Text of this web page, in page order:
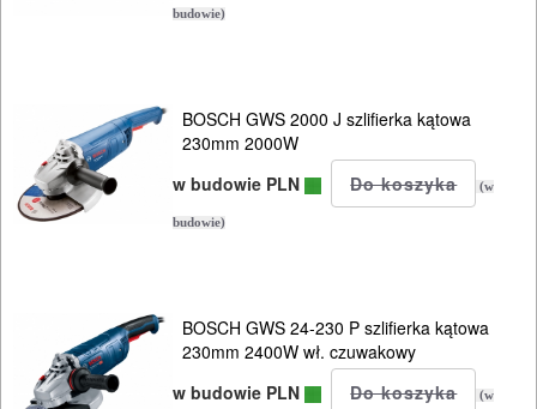
klucze
udarowe
mieszadła
budowie)
BOSCH GWS 2000 J szlifierka kątowa
230mm 2000W
w budowie PLN
(w
budowie)
BOSCH GWS 24-230 P szlifierka kątowa
230mm 2400W wł. czuwakowy
w budowie PLN
(w